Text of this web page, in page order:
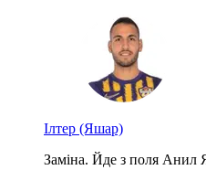
Ілтер (Яшар)
Заміна. Йде з поля Анил